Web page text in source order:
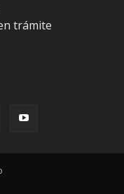
trámite